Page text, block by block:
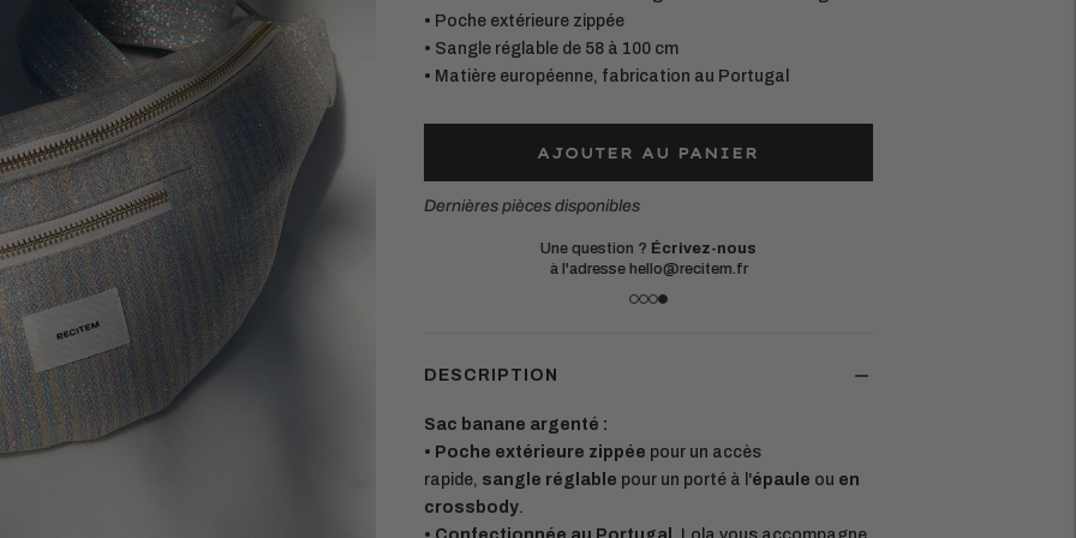
• Poche extérieure zippée
• Sangle réglable de 58 à 100 cm
• Matière européenne, fabrication au Portugal
AJOUTER AU PANIER
Dernières pièces disponibles
Matières européennes durables.
Chaque pièce est conçue pour durer
Une question ? Écrivez-nous
à l'adresse hello@recitem.fr
DESCRIPTION
Sac banane argenté :
• Poche extérieure zippée pour un accès
rapide, sangle réglable pour un porté à l'épaule ou en
crossbody.